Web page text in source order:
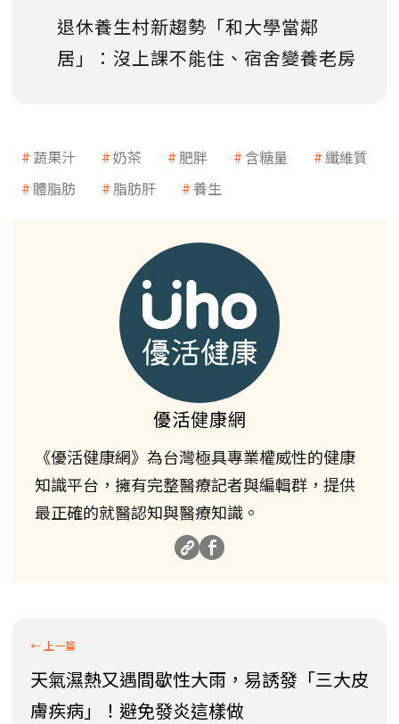
退休養生村新趨勢「和大學當鄰
居」：沒上課不能住、宿舍變養老房
蔬果汁 奶茶 肥胖 含糖量
纖維質
體脂肪
脂肪肝 養生
優活健康網
《優活健康網》為台灣極具專業權威性的健康
知識平台，擁有完整醫療記者與編輯群，提供
最正確的就醫認知與醫療知識。
天氣濕熱又遇間歇性大雨，易誘發「三大皮
膚疾病」！避免發炎這樣做